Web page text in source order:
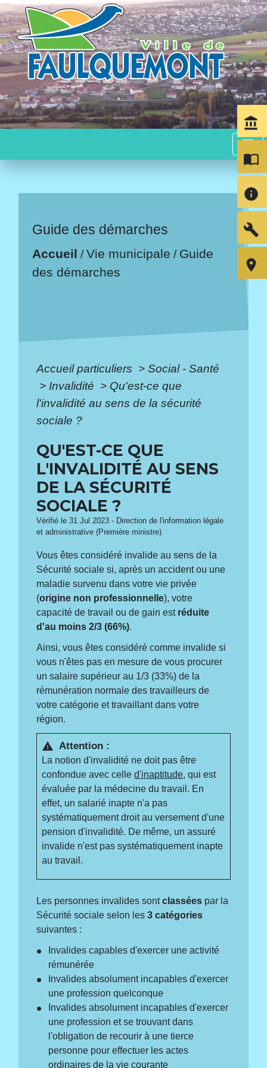
menu
Guide des démarches
Accueil /Vie municipale / Guide
des démarches
Accueil particuliers > Social - Santé
> Invalidité > Qu'est-ce que
l'invalidité au sens de la sécurité
sociale ?
QU'EST-CE QUE
L'INVALIDITÉ AU SENS
DE LA SÉCURITÉ
SOCIALE ?
Vérifié le 31 Jul 2023 - Direction de l'information légale
et administrative (Première ministre)
Vous êtes considéré invalide au sens de la
Sécurité sociale si, après un accident ou une
maladie survenu dans votre vie privée
(origine non professionnelle), votre
capacité de travail ou de gain est réduite
d'au moins 2/3 (66%).
Ainsi, vous êtes considéré comme invalide si
vous n'êtes pas en mesure de vous procurer
un salaire supérieur au 1/3 (33%) de la
rémunération normale des travailleurs de
votre catégorie et travaillant dans votre
région.
warning Attention :
La notion d'invalidité ne doit pas être
confondue avec celled'inaptitude, qui est
évaluée par la médecine du travail. En
effet, un salarié inapte n'a pas
systématiquement droit au versement d'une
pension d'invalidité. De même, un assuré
invalide n'est pas systématiquement inapte
au travail.
Les personnes invalides sontclassées par la
Sécurité sociale selon les3 catégories
suivantes :
Invalides capables d'exercer une activité
rémunérée
Invalides absolument incapables d'exercer
une profession quelconque
Invalides absolument incapables d'exercer
une profession et se trouvant dans
l'obligation de recourir à une tierce
personne pour effectuer les actes
ordinaires de la vie courante
account_balance
import_contacts
info
build
room